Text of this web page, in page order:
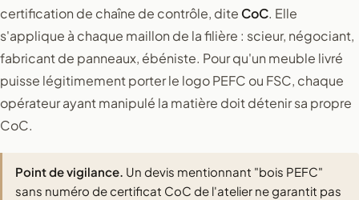
certification de chaîne de contrôle, dite CoC. Elle
s'applique à chaque maillon de la filière : scieur, négociant,
fabricant de panneaux, ébéniste. Pour qu'un meuble livré
puisse légitimement porter le logo PEFC ou FSC, chaque
opérateur ayant manipulé la matière doit détenir sa propre
CoC.
Point de vigilance. Un devis mentionnant "bois PEFC"
sans numéro de certificat CoC de l'atelier ne garantit pas